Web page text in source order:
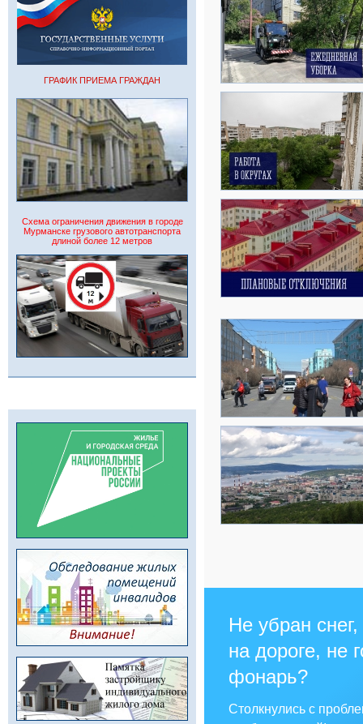
ГРАФИК ПРИЕМА ГРАЖДАН
Схема ограничения движения в городе
Мурманске грузового автотранспорта
длиной более 12 метров
Не убран
на дороге, не
фонарь?
Столкнулись с